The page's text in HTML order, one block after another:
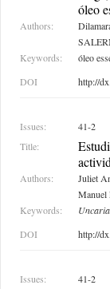
óleo
Authors:
Keywords:
óleo
DOI
http://
Issues: 41-2
Title:
Authors:
Juliet
Keywords:
DOI
http://
Issues: 41-2